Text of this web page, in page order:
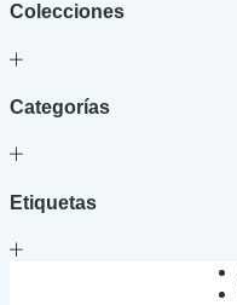
Colecciones
Categorías
Etiquetas